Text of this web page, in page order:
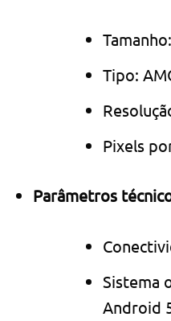
Tipo:
Pixels
Parâmetros
Sistema
Android